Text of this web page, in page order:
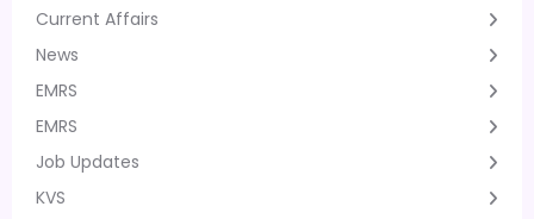
Current Affairs
News
EMRS
EMRS
Job Updates
KVS